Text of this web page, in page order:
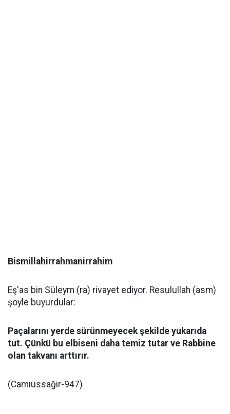
Bismillahirrahmanirrahim
Eş'as bin Süleym (ra) rivayet ediyor. Resulullah (asm)
şöyle buyurdular:
Paçalarını yerde sürünmeyecek şekilde yukarıda
tut. Çünkü bu elbiseni daha temiz tutar ve Rabbine
olan takvanı arttırır.
(Camiüssağir-947)